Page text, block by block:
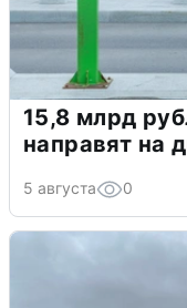
15,8 млрд
направят на
5 августа 0